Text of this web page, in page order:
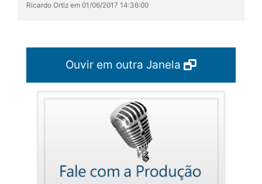
Ricardo Ortiz em 01/06/2017 14:36:00
Ouvir em outra Janela